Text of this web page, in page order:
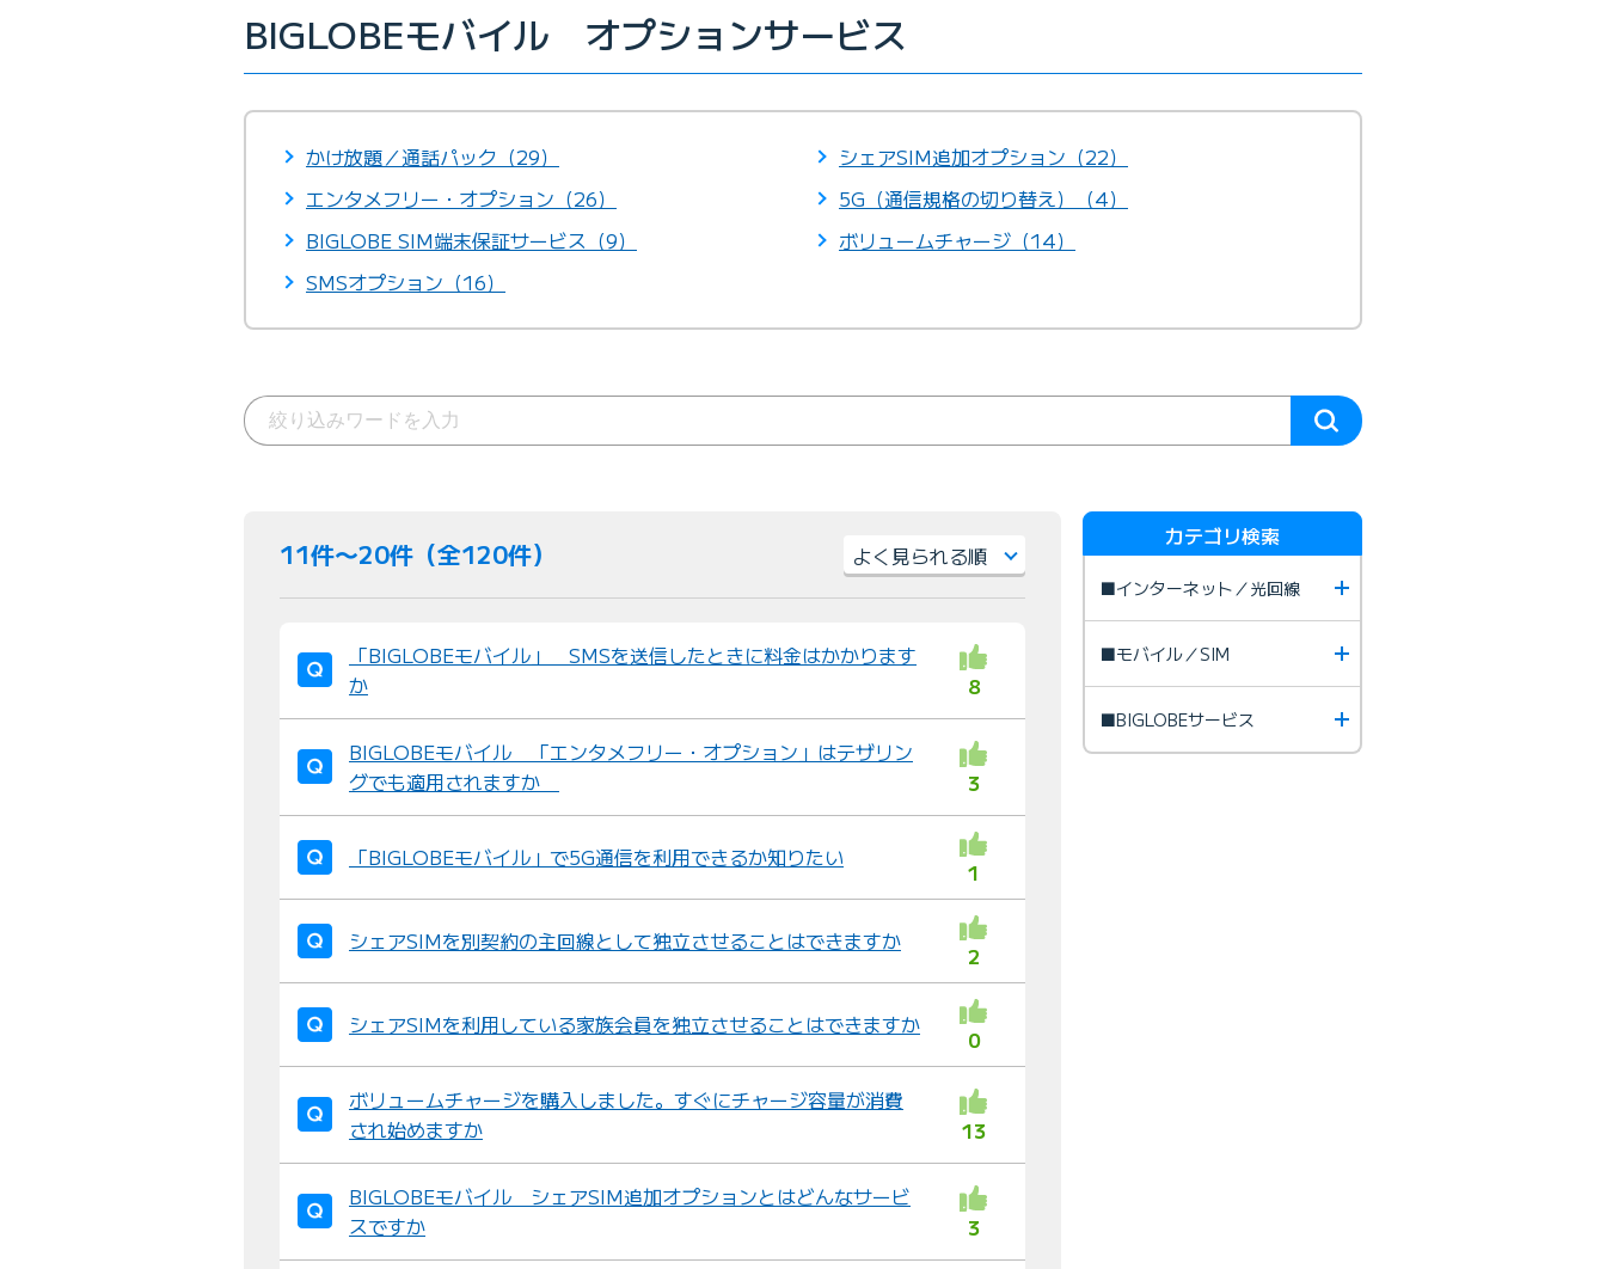
BIGLOBEモバイル オプションサービス
かけ放題／通話パック（29）
シェアSIM追加オプション（22）
エンタメフリー・オプション（26）
5G（通信規格の切り替え）（4）
BIGLOBE SIM端末保証サービス（9）
ボリュームチャージ（14）
SMSオプション（16）
11件〜20件（全120件）
並
替
：
「BIGLOBEモバイル」 SMSを送信したときに料金はかかります
か
8
BIGLOBEモバイル 「エンタメフリー・オプション」はテザリン
グでも適用されますか
3
「BIGLOBEモバイル」で5G通信を利用できるか知りたい
1
シェアSIMを別契約の主回線として独立させることはできますか
2
シェアSIMを利用している家族会員を独立させることはできますか
0
ボリュームチャージを購入しました。すぐにチャージ容量が消費
され始めますか
13
BIGLOBEモバイル シェアSIM追加オプションとはどんなサービ
スですか
3
カテゴリ検索
■インターネット／光回線
■モバイル／SIM
■BIGLOBEサービス